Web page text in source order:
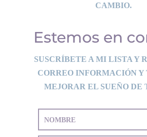
CAMBIO.
Estemos en
SUSCRÍBETE A MI LISTA Y
CORREO INFORMACIÓN Y
MEJORAR EL SUEÑO DE